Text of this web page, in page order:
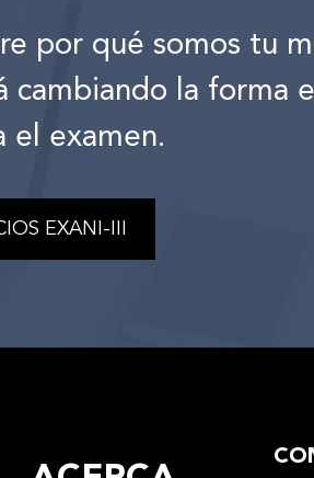
por qué somos tu
la forma
el examen.
EXANI-III